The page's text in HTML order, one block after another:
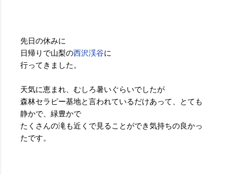
先日の休みに
日帰りで山梨の西沢渓谷に
行ってきました。
天気に恵まれ、むしろ暑いぐらいでしたが
森林セラピー基地と言われているだけあって、とても
静かで、緑豊かで
たくさんの滝も近くで見ることができ気持ちの良かっ
たです。